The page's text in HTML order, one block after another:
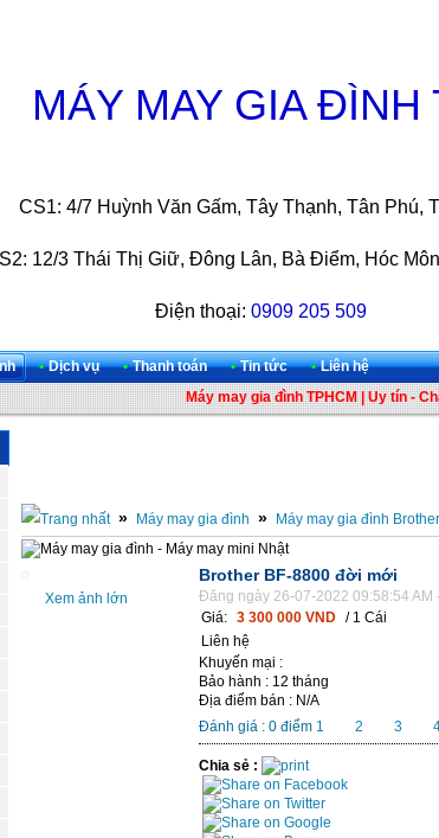
MÁY MAY GIA ĐÌNH
CS1: 4/7 Huỳnh Văn Gấm, Tây Thạnh, Tân Phú,
12/3 Thái Thị Giữ, Đông Lân, Bà Điểm, Hóc
Điện thoại: 0909 205 509
• Dịch vụ • Thanh toán • Tin tức • Liên hệ
Máy may gia đình TPHCM | Uy tín -
» Máy may gia đình » Máy may gia đình Brother
Xem ảnh lớn
Brother BF-8800 đời mới
Đăng ngày 26-07-2022 09:58:54 AM
Giá: 3 300 000 VND / 1 Cái
Liên hệ
Khuyến mại :
Bảo hành : 12 tháng
Địa điểm bán : N/A
Đánh giá : 0 điểm 1 2 3
Chia sẻ :